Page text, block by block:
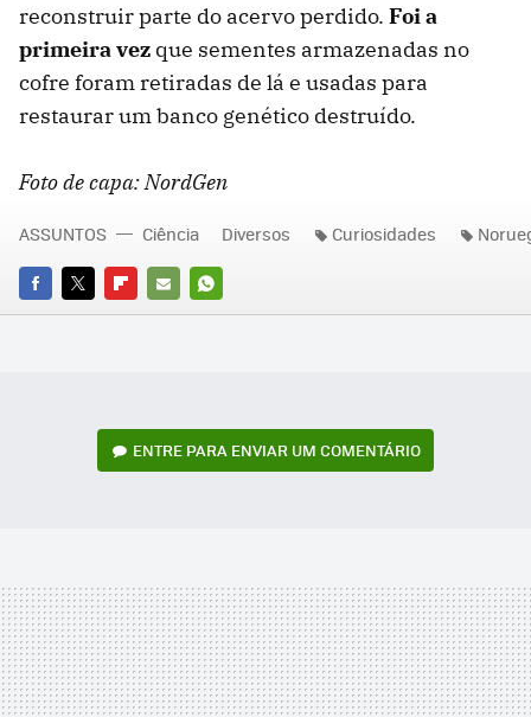
reconstruir parte do acervo perdido. Foi a
primeira vez que sementes armazenadas no
cofre foram retiradas de lá e usadas para
restaurar um banco genético destruído.
Foto de capa: NordGen
FACEBOOK
TWITTERFLIPBOARD
E-
WHATSAPP
ASSUNTOS Ciência Diversos Curiosidades
ENTRE PARA ENVIAR UM COMENTÁRIO